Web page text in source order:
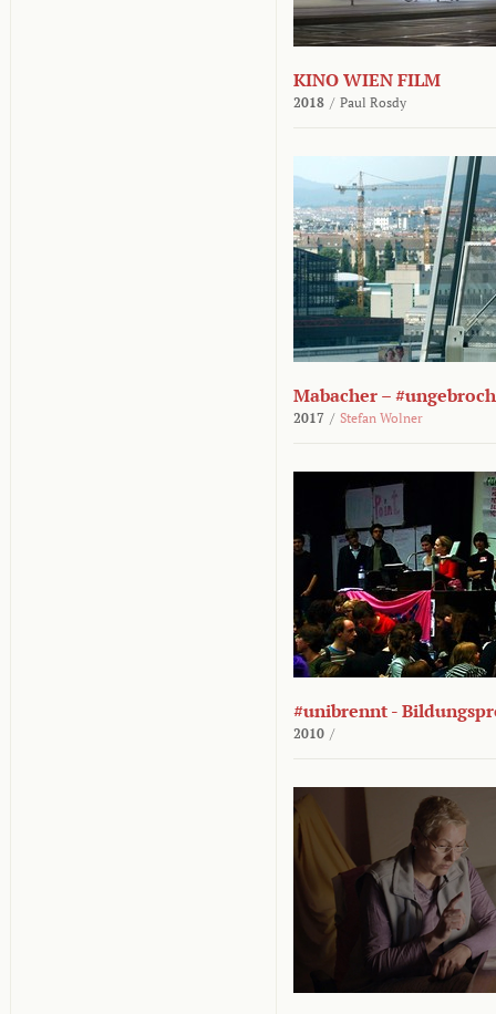
KINO WIEN FILM
2018 / Paul Rosdy
Mabacher –
2017 / Stefan Wolner
#unibrennt -
2010 /